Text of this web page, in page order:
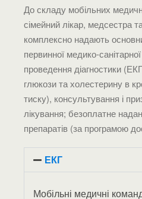
До складу мобільних
сімейний лікар, медсестра
комплексно надають
первинної медико-
проведення діагностики
глюкози та холестерину в
тиску), консультування і
лікування; безоплатне
препаратів (за програмою
ЕКГ
Мобільні медичні